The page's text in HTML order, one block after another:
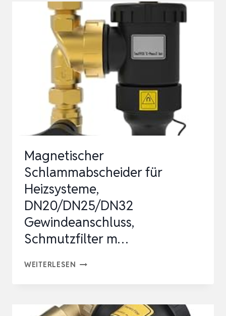
5/4″
DN32
MAGNETFILTER
MIT
ABSCHEIDER
FÜR
ZENTRALHEIZUNG,
WÄRMEPUMPEN
USW.
Magnetischer
Schlammabscheider für
Heizsysteme,
DN20/DN25/DN32
Gewindeanschluss,
Schmutzfilter m…
WEITERLESEN MAGNETISCHER
HEIZSYSTEME,